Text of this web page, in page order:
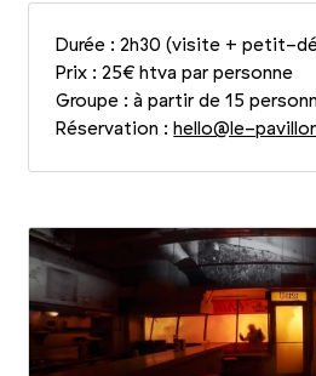
Durée : 2h30 (visite + petit-
Prix : 25€ htva par personne
Groupe : à partir de 15
Réservation : hello@​le-​